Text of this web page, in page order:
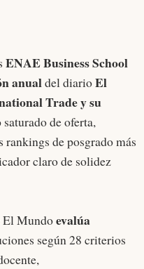
ENAE Business School
anualdel diarioEl
Trade y su
de oferta,
rankings de posgrado más
claro de solidez
El Mundoevalúa
según 28 criterios